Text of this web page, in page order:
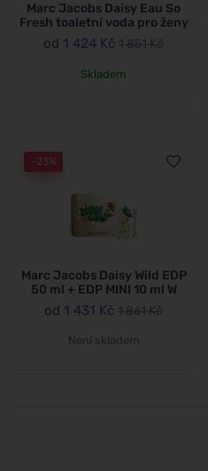
Marc Jacobs Daisy Eau So
Fresh toaletní voda pro ženy
od 1 424 Kč 1 851 Kč
Skladem
-23%
Marc Jacobs Daisy Wild EDP
50 ml + EDP MINI 10 ml W
od 1 431 Kč 1 861 Kč
Není skladem